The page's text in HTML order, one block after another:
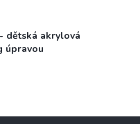
dětská akrylová
úpravou